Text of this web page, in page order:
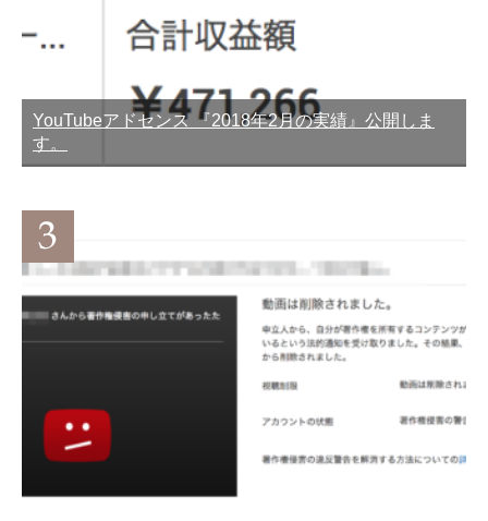
YouTubeアドセンス 『2018年2月の実績』公開しま
す。